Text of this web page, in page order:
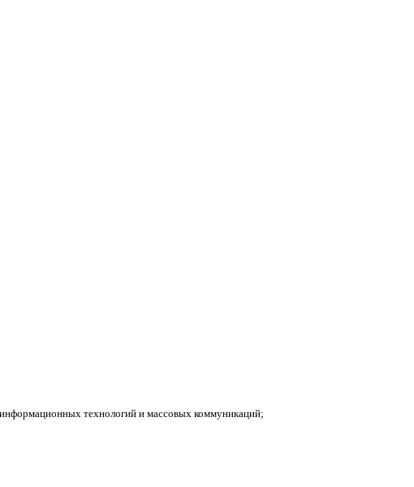
технологий и массовых коммуникаций;